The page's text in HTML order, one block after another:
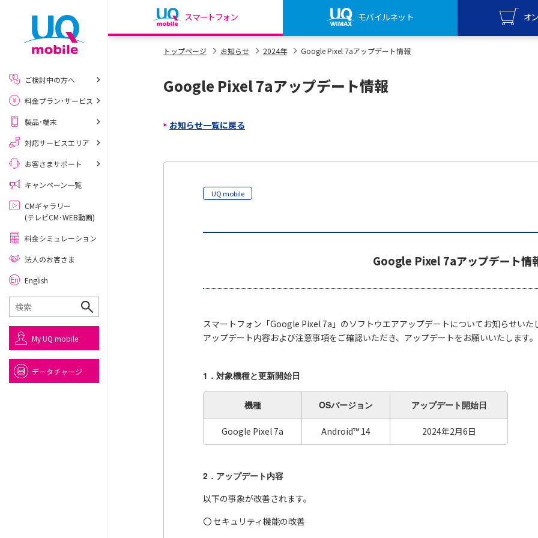
スマートフォン モバイルネット オ
my UQ WiMAX
My UQ mobile
UQ mobile
トップページ お知らせ 2024年 Google Pixel 7aアップデート情報
Google Pixel 7aアップデート情報
お知らせ一覧に戻る
UQ mobile
Google Pixel 7aアップデート情
スマートフォン「Google Pixel 7a」のソフトウエアアップデートについてお知らせいた
アップデート内容および注意事項をご確認いただき、アップデートをお願いいたします。
1．対象機種と更新開始日
機種 OSバージョン アップデート 開始日
Google Pixel 7a Android™ 14 2024年2月6日
2．アップデート内容
以下の事象が改善されます。
〇 セキュリティ機能の改善
ご検討中の方へ
料金プラン･サービス
製品･端末
対応サービスエリア
お客さまサポート
キャンペーン一覧
CMギャラリー
(テレビCM･WEB動画)
料金シミュレーション
法人のお客さま
English
My UQ mobile
データチャージ